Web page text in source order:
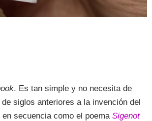
. Es tan simple y no necesita de
siglos anteriores a la invención del
secuencia como el poema Sigenot